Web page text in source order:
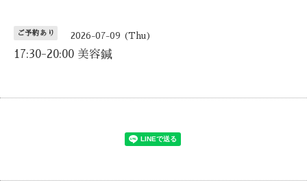
ご予約あり 2026-07-09 (Thu)
17:30-20:00 美容鍼